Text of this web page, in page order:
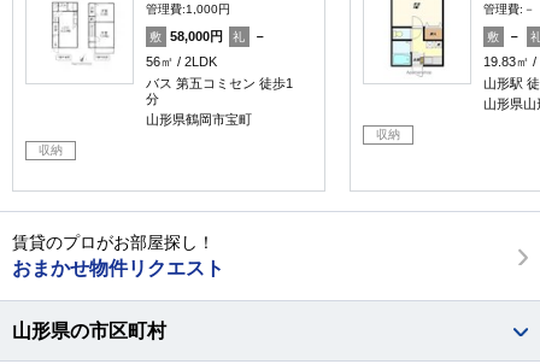
管理費:1,000円
敷 58,000円 礼
－
56㎡
2LDK
バス 第五コミセン 徒歩1
分
山形県鶴岡市宝町
収納
管理費:－
敷 －
19.83㎡
山形駅
山形県山
収納
賃貸のプロがお部屋探し！
おまかせ物件リクエスト
山形県の市区町村